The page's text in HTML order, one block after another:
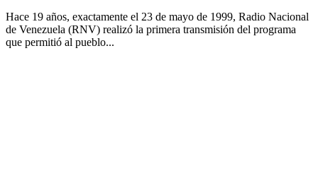
Hace 19 años, exactamente el 23 de mayo de 1999, Radio Nacional
de Venezuela (RNV) realizó la primera transmisión del programa
que permitió al pueblo...